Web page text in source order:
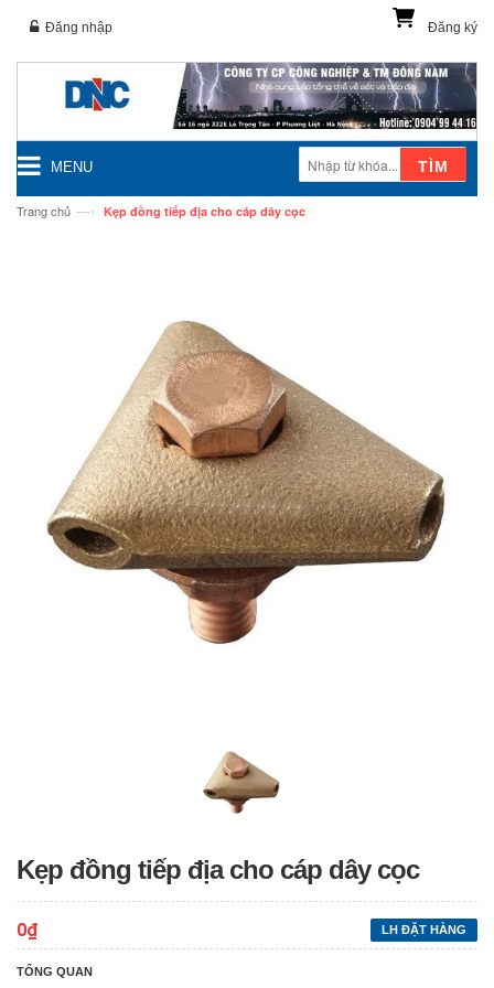
Đăng ký
Đăng nhập
MENU TÌM
Trang chủ —› Kẹp đồng tiếp địa cho cáp dây cọc
Kẹp đồng tiếp địa cho cáp dây cọc
LH ĐẶT HÀNG
0₫
TỔNG QUAN